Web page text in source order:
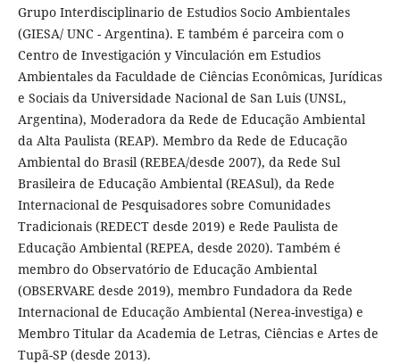
Grupo Interdisciplinario de Estudios Socio Ambientales
(GIESA/ UNC - Argentina). E também é parceira com o
Centro de Investigación y Vinculación em Estudios
Ambientales da Faculdade de Ciências Econômicas, Jurídicas
e Sociais da Universidade Nacional de San Luis (UNSL,
Argentina), Moderadora da Rede de Educação Ambiental
da Alta Paulista (REAP). Membro da Rede de Educação
Ambiental do Brasil (REBEA/desde 2007), da Rede Sul
Brasileira de Educação Ambiental (REASul), da Rede
Internacional de Pesquisadores sobre Comunidades
Tradicionais (REDECT desde 2019) e Rede Paulista de
Educação Ambiental (REPEA, desde 2020). Também é
membro do Observatório de Educação Ambiental
(OBSERVARE desde 2019), membro Fundadora da Rede
Internacional de Educação Ambiental (Nerea-investiga) e
Membro Titular da Academia de Letras, Ciências e Artes de
Tupã-SP (desde 2013).